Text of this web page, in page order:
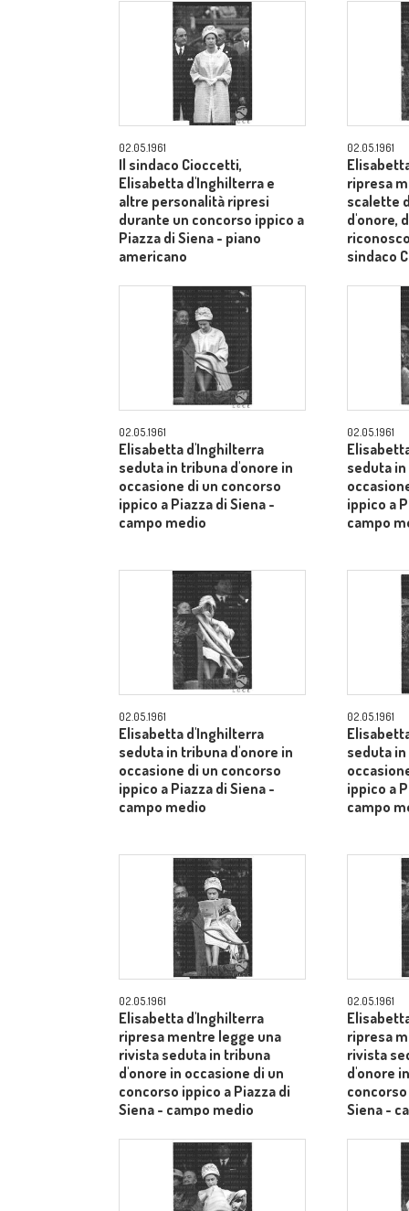
02.05.1961
Il sindaco Cioccetti,
Elisabetta d'Inghilterra e
altre personalità ripresi
durante un concorso ippico a
Piazza di Siena - piano
americano
02.05.1961
ripresa
scalette
d'onore,
sindaco
02.05.1961
Elisabetta d'Inghilterra
seduta in tribuna d'onore in
occasione di un concorso
ippico a Piazza di Siena -
campo medio
02.05.1961
seduta
ippico a
campo
02.05.1961
Elisabetta d'Inghilterra
seduta in tribuna d'onore in
occasione di un concorso
ippico a Piazza di Siena -
campo medio
02.05.1961
seduta
ippico a
campo
02.05.1961
Elisabetta d'Inghilterra
ripresa mentre legge una
rivista seduta in tribuna
d'onore in occasione di un
concorso ippico a Piazza di
Siena - campo medio
02.05.1961
ripresa
rivista
d'onore
Siena -